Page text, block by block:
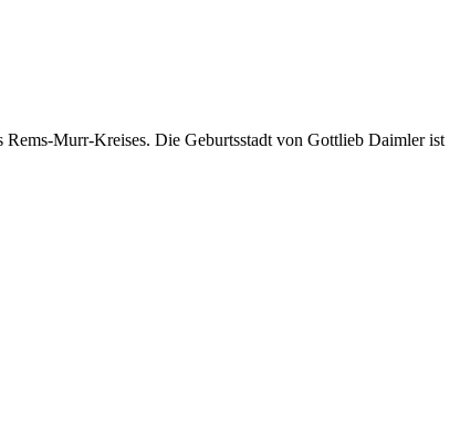
Murr-Kreises. Die Geburtsstadt von Gottlieb Daimler ist